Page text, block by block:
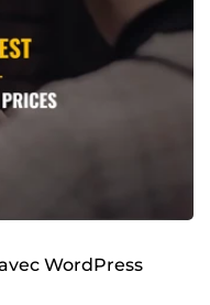
WordPress